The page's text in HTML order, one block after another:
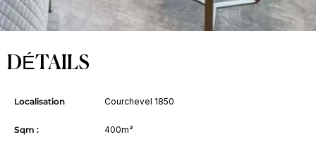
DÉTAILS
Localisation Courchevel 1850
Sqm : 400m²